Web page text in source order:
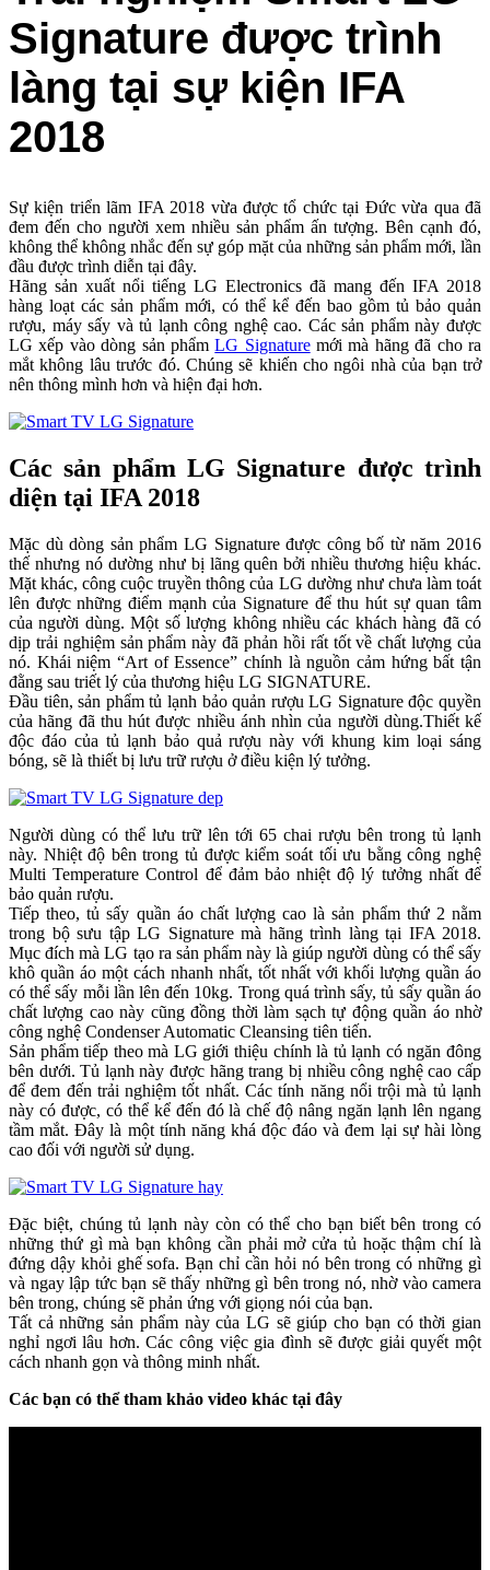
Signature được trình
làng tại sự kiện IFA
2018
Sự kiện triển lãm IFA 2018 vừa được tổ chức tại Đức vừa qua đã
đem đến cho người xem nhiều sản phẩm ấn tượng. Bên cạnh đó,
không thể không nhắc đến sự góp mặt của những sản phẩm mới, lần
đầu được trình diễn tại đây.
Hãng sản xuất nổi tiếng LG Electronics đã mang đến IFA 2018
hàng loạt các sản phẩm mới, có thể kể đến bao gồm tủ bảo quản
rượu, máy sấy và tủ lạnh công nghệ cao. Các sản phẩm này được
LG xếp vào dòng sản phẩmLG Signaturemới mà hãng đã cho ra
mắt không lâu trước đó. Chúng sẽ khiến cho ngôi nhà của bạn trở
nên thông mình hơn và hiện đại hơn.
Các sản phẩm LG Signature được trình
diện tại IFA 2018
Mặc dù dòng sản phẩm LG Signature được công bố từ năm 2016
thế nhưng nó dường như bị lãng quên bởi nhiều thương hiệu khác.
Mặt khác, công cuộc truyền thông của LG dường như chưa làm toát
lên được những điểm mạnh của Signature để thu hút sự quan tâm
của người dùng. Một số lượng không nhiều các khách hàng đã có
dịp trải nghiệm sản phẩm này đã phản hồi rất tốt về chất lượng của
nó. Khái niệm “Art of Essence” chính là nguồn cảm hứng bất tận
đằng sau triết lý của thương hiệu LG SIGNATURE.
Đầu tiên, sản phẩm tủ lạnh bảo quản rượu LG Signature độc quyền
của hãng đã thu hút được nhiều ánh nhìn của người dùng.Thiết kế
độc đáo của tủ lạnh bảo quả rượu này với khung kim loại sáng
bóng, sẽ là thiết bị lưu trữ rượu ở điều kiện lý tưởng.
Người dùng có thể lưu trữ lên tới 65 chai rượu bên trong tủ lạnh
này. Nhiệt độ bên trong tủ được kiểm soát tối ưu bằng công nghệ
Multi Temperature Control để đảm bảo nhiệt độ lý tưởng nhất để
bảo quản rượu.
Tiếp theo, tủ sấy quần áo chất lượng cao là sản phẩm thứ 2 nằm
trong bộ sưu tập LG Signature mà hãng trình làng tại IFA 2018.
Mục đích mà LG tạo ra sản phẩm này là giúp người dùng có thể sấy
khô quần áo một cách nhanh nhất, tốt nhất với khối lượng quần áo
có thể sấy mỗi lần lên đến 10kg. Trong quá trình sấy, tủ sấy quần áo
chất lượng cao này cũng đồng thời làm sạch tự động quần áo nhờ
công nghệ Condenser Automatic Cleansing tiên tiến.
Sản phẩm tiếp theo mà LG giới thiệu chính là tủ lạnh có ngăn đông
bên dưới. Tủ lạnh này được hãng trang bị nhiều công nghệ cao cấp
để đem đến trải nghiệm tốt nhất. Các tính năng nổi trội mà tủ lạnh
này có được, có thể kể đến đó là chế độ nâng ngăn lạnh lên ngang
tầm mắt. Đây là một tính năng khá độc đáo và đem lại sự hài lòng
cao đối với người sử dụng.
Đặc biệt, chúng tủ lạnh này còn có thể cho bạn biết bên trong có
những thứ gì mà bạn không cần phải mở cửa tủ hoặc thậm chí là
đứng dậy khỏi ghế sofa. Bạn chỉ cần hỏi nó bên trong có những gì
và ngay lập tức bạn sẽ thấy những gì bên trong nó, nhờ vào camera
bên trong, chúng sẽ phản ứng với giọng nói của bạn.
Tất cả những sản phẩm này của LG sẽ giúp cho bạn có thời gian
nghỉ ngơi lâu hơn. Các công việc gia đình sẽ được giải quyết một
cách nhanh gọn và thông minh nhất.
Các bạn có thể tham khảo video khác tại đây